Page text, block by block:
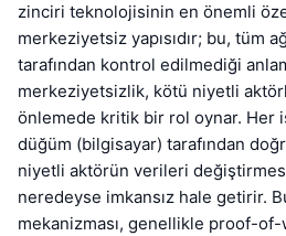
zinciri teknolojisinin en önemli
merkeziyetsiz yapısıdır; bu, tüm
tarafından kontrol edilmediği
merkeziyetsizlik, kötü niyetli
önlemede kritik bir rol oynar. Her
düğüm (bilgisayar) tarafından
niyetli aktörün verileri
neredeyse imkansız hale getirir.
mekanizması, genellikle proof-